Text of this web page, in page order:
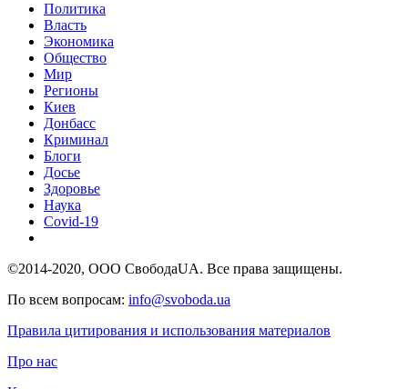
Политика
Власть
Экономика
Общество
Мир
Регионы
Киев
Донбасс
Криминал
Блоги
Досье
Здоровье
Наука
Covid-19
©2014-2020, ООО СвободаUA. Все права защищены.
По всем вопросам: info@svoboda.ua
Правила цитирования и использования материалов
Про нас